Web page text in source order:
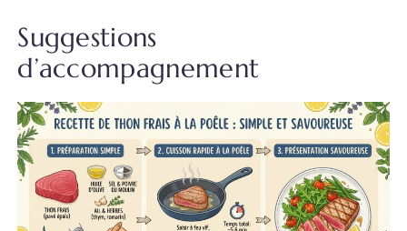
Suggestions
d’accompagnement